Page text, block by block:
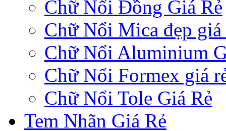
Chữ Nổi Đồng Giá Rẻ
Chữ Nổi Mica đẹp giá
Chữ Nổi Aluminium
Chữ Nổi Formex giá
Chữ Nổi Tole Giá Rẻ
Tem Nhãn Giá Rẻ